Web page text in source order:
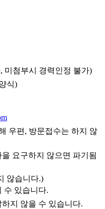
미첨부시 경력인정 불가)
식)
우편, 방문접수는 하지 않
을 요구하지 않으면 파기됨
않습니다.)
수 있습니다.
하지 않을 수 있습니다.